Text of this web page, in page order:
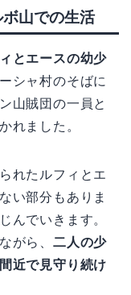
山での生活
とエースの幼少
シャ村のそばに
山賊団の一員と
れました。
れたルフィとエ
い部分もありま
んでいきます。
がら、 二人の少
近で見守り続け